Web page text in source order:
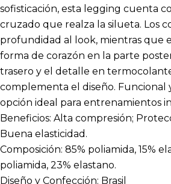
sofisticación, esta legging cuenta
cruzado que realza la silueta. Los
profundidad al look, mientras que
forma de corazón en la parte
trasero y el detalle en
complementa el diseño. Funcional
opción ideal para entrenamientos
Beneficios: Alta compresión;
Buena elasticidad.
Composición: 85% poliamida, 15%
poliamida, 23% elastano.
Diseño y Confección: Brasil